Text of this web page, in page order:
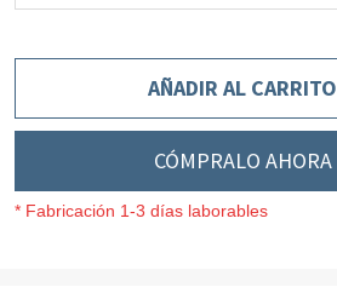
AÑADIR AL CARRITO
CÓMPRALO AHORA
* Fabricación 1-3 días laborables